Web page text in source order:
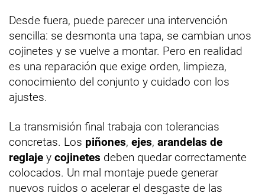
Desde fuera, puede parecer una intervención
sencilla: se desmonta una tapa, se cambian unos
cojinetes y se vuelve a montar. Pero en realidad
es una reparación que exige orden, limpieza,
conocimiento del conjunto y cuidado con los
ajustes.
La transmisión final trabaja con tolerancias
concretas. Los piñones, ejes, arandelas de
reglaje y cojinetes deben quedar correctamente
colocados. Un mal montaje puede generar
nuevos ruidos o acelerar el desgaste de las